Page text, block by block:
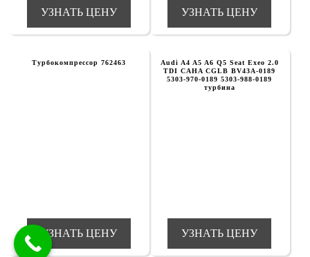
УЗНАТЬ ЦЕНУ УЗНАТЬ ЦЕНУ
Турбокомпрессор 762463
УЗНАТЬ ЦЕНУ
Audi A4 A5 A6 Q5 Seat Exeo 2.0
TDI CAHA CGLB BV43A-0189
5303-970-0189 5303-988-0189
турбина
УЗНАТЬ ЦЕНУ